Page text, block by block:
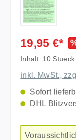
19,95 €*
Inhalt: 10 Stueck
inkl. MwSt.,
Sofort
DHL